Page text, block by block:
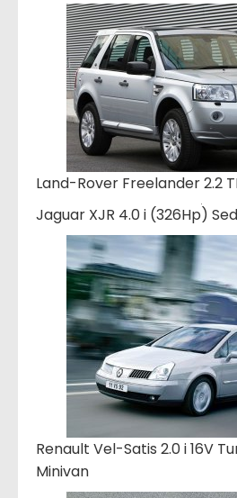
Land-Rover Freelander 2.2
Jaguar XJR 4.0 i (326Hp)
Renault Vel-Satis 2.0 i 16V
Minivan